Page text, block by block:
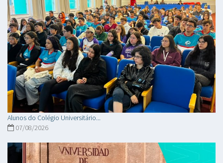
Alunos do Colégio Universitário...
07/08/2026